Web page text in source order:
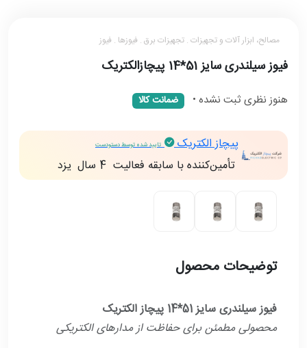
مصالح، ابزار آلات و تجهیزات . تجهیزات برق . فیوز‌ها . فیوز
فیوز سیلندری سایز 51*14 پیچازالکتریک
هنوز نظری ثبت نشده • ضمانت کالا
پیچاز الکتریک تایید شده توسط دستودست
تأمین‌کننده با سابقه فعالیت 4 سال يزد
توضیحات محصول
فیوز سیلندری سایز 51*14 پیچاز الکتریک
محصولی مطمئن برای حفاظت از مدارهای الکتریکی